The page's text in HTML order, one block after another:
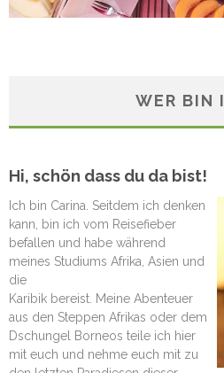
WER BIN
Hi, schön dass du da bist!
Ich bin Carina. Seitdem ich denken
kann, bin ich vom Reisefieber
befallen und habe während
meines Studiums Afrika, Asien und
die
Karibik bereist. Meine Abenteuer
aus den Steppen Afrikas oder dem
Dschungel Borneos teile ich hier
mit euch und nehme euch mit zu